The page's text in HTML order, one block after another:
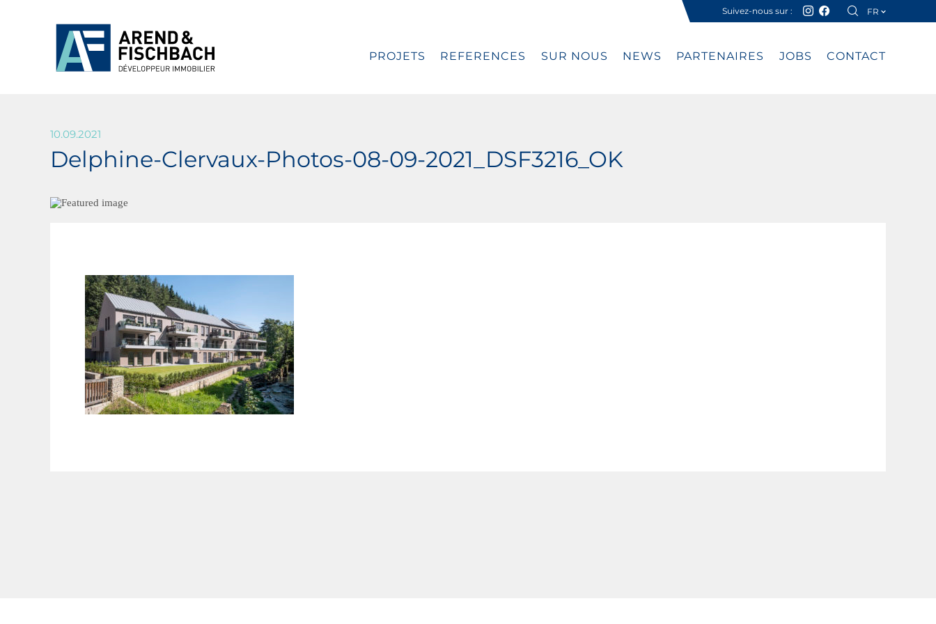
Suivez-nous sur : FR
PROJETS REFERENCES SUR NOUS NEWS PARTENAIRES JOBS CONTACT
10.09.2021
Delphine-Clervaux-Photos-08-09-2021_DSF3216_OK